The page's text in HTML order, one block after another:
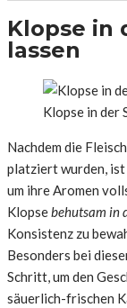
Klopse in
lassen
Klopse in der
Nachdem die
platziert wurden, ist
um ihre Aromen
Klopsebehutsam in
Konsistenz zu
Besonders bei
Schritt, um den
säuerlich-frischen